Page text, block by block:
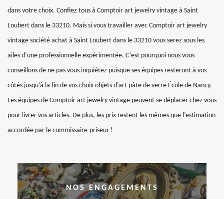
dans votre choix. Confiez tous à Comptoir art jewelry vintage à Saint
Loubert dans le 33210. Mais si vous travailler avec Comptoir art jewelry
vintage société achat à Saint Loubert dans le 33210 vous serez sous les
ailes d’une professionnelle expérimentée. C’est pourquoi nous vous
conseillons de ne pas vous inquiétez puisque ses équipes resteront à vos
côtés jusqu’à la fin de vos choix objets d’art pâte de verre École de Nancy.
Les équipes de Comptoir art jewelry vintage peuvent se déplacer chez vous
pour livrer vos articles. De plus, les prix restent les mêmes que l’estimation
accordée par le commissaire-priseur !
NOS ENGAGEMENTS